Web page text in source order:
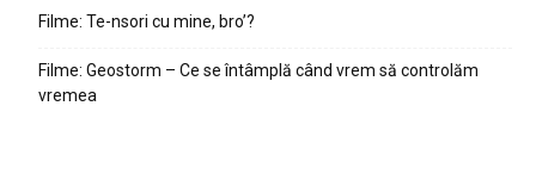
Filme: Te-nsori cu mine, bro’?
Filme: Geostorm – Ce se întâmplă când vrem să controlăm
vremea